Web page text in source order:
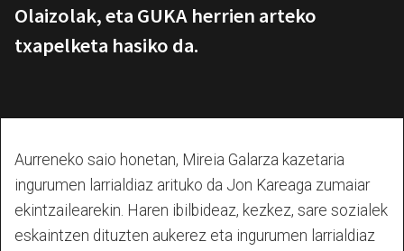
Olaizolak, eta GUKA herrien arteko
txapelketa hasiko da.
Aurreneko saio honetan, Mireia Galarza kazetaria
ingurumen larrialdiaz arituko da Jon Kareaga zumaiar
ekintzailearekin. Haren ibilbideaz, kezkez, sare sozialek
eskaintzen dituzten aukerez eta ingurumen larrialdiaz